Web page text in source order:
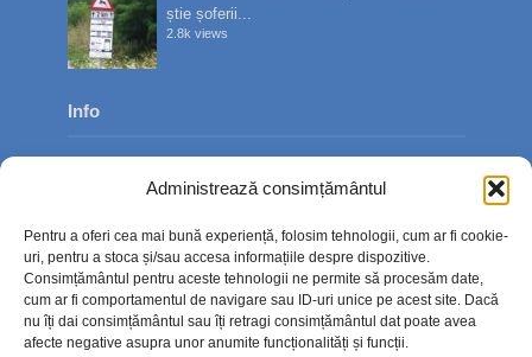
Administrează consimțământul
Pentru a oferi cea mai bună experiență, folosim tehnologii, cum ar fi cookie-
uri, pentru a stoca și/sau accesa informațiile despre dispozitive.
Consimțământul pentru aceste tehnologii ne permite să procesăm date,
cum ar fi comportamentul de navigare sau ID-uri unice pe acest site. Dacă
nu îți dai consimțământul sau îți retragi consimțământul dat poate avea
afecte negative asupra unor anumite funcționalități și funcții.
știe șoferii...
2.8k views
Info
Contact
Politica de confidențialitate
Politică cookie-uri (UE)